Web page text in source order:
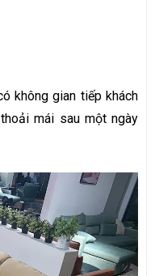
không gian tiếp khách
mái sau một ngày